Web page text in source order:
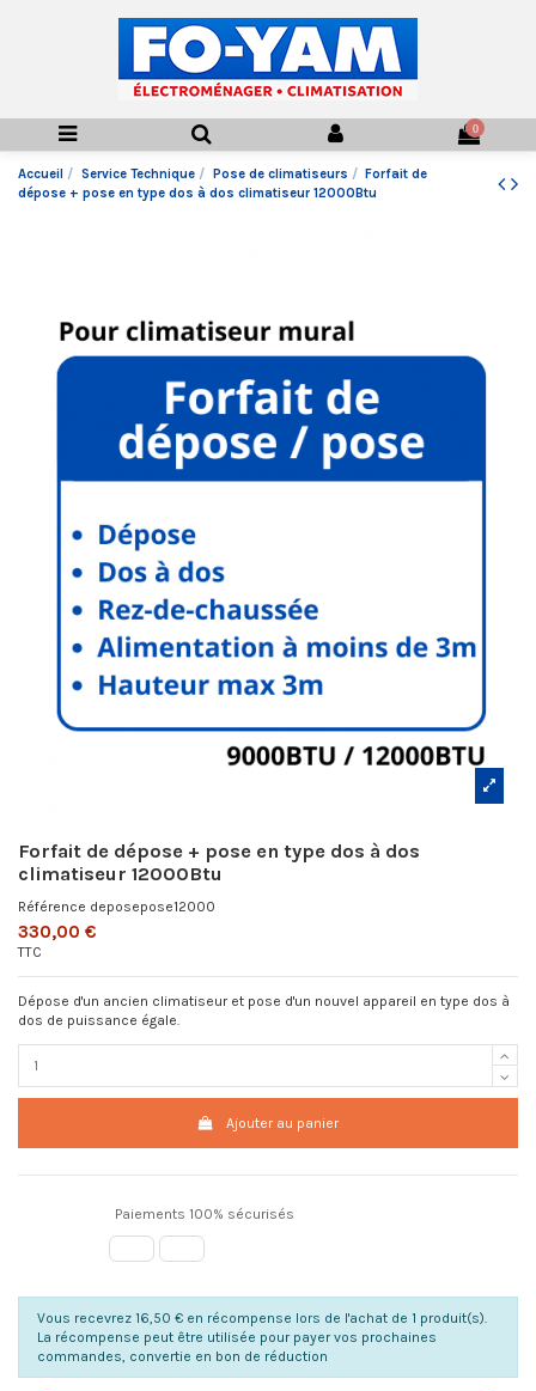
0
Accueil Service Technique Pose de climatiseurs
Forfait de
dépose + pose en type dos à dos climatiseur 12000Btu
Forfait de dépose + pose en type dos à dos
climatiseur 12000Btu
Référence deposepose12000
330,00 €
TTC
Dépose d'un ancien climatiseur et pose d'un nouvel appareil en type dos à
dos de puissance égale.
Ajouter au panier
Paiements 100% sécurisés
Vous recevrez 16,50 € en récompense lors de l'achat de 1 produit(s).
La récompense peut être utilisée pour payer vos prochaines
commandes, convertie en bon de réduction